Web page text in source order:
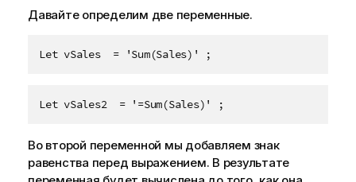
Давайте определим две переменные.
Let vSales  = 'Sum(Sales)' ;
Let vSales2  = '=Sum(Sales)' ;
Во второй переменной мы добавляем знак
равенства перед выражением. В результате